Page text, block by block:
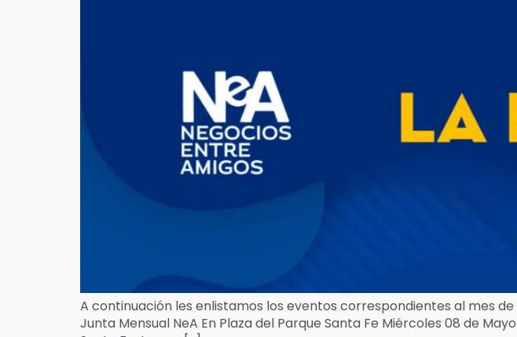
A continuación les enlistamos los eventos correspondientes al mes de
Junta Mensual NeA En Plaza del Parque Santa Fe Miércoles 08 de